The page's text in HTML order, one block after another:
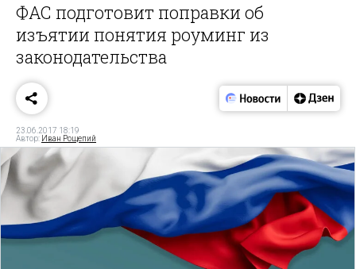
ФАС подготовит поправки об
изъятии понятия роуминг из
законодательства
23.06.2017 18:19
Автор: Иван Рощепий